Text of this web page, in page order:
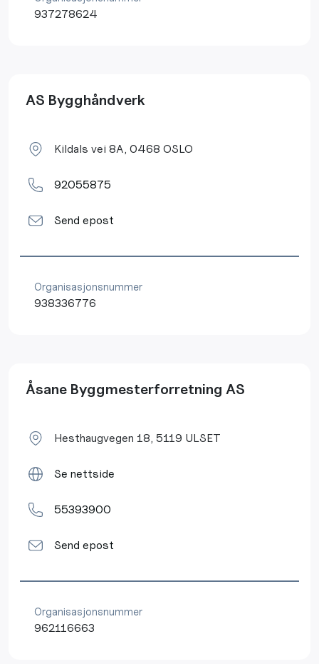
937278624
AS Bygghåndverk
Kildals vei 8A, 0468 OSLO
92055875
Send epost
Organisasjonsnummer
938336776
Åsane Byggmesterforretning AS
Hesthaugvegen 18, 5119 ULSET
Se nettside
55393900
Send epost
Organisasjonsnummer
962116663